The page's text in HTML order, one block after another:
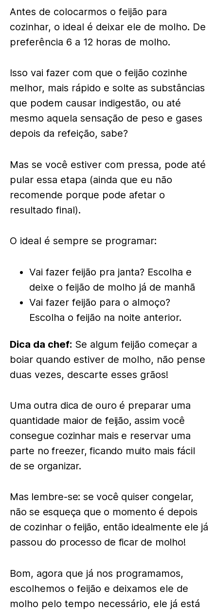
Antes de colocarmos o feijão para
cozinhar, o ideal é deixar ele de molho. De
preferência 6 a 12 horas de molho.
Isso vai fazer com que o feijão cozinhe
melhor, mais rápido e solte as substâncias
que podem causar indigestão, ou até
mesmo aquela sensação de peso e gases
depois da refeição, sabe?
Mas se você estiver com pressa, pode até
pular essa etapa (ainda que eu não
recomende porque pode afetar o
resultado final).
O ideal é sempre se programar:
Vai fazer feijão pra janta? Escolha e
deixe o feijão de molho já de manhã
Vai fazer feijão para o almoço?
Escolha o feijão na noite anterior.
Dica da chef: Se algum feijão começar a
boiar quando estiver de molho, não pense
duas vezes, descarte esses grãos!
Uma outra dica de ouro é preparar uma
quantidade maior de feijão, assim você
consegue cozinhar mais e reservar uma
parte no freezer, ficando muito mais fácil
de se organizar.
Mas lembre-se: se você quiser congelar,
não se esqueça que o momento é depois
de cozinhar o feijão, então idealmente ele já
passou do processo de ficar de molho!
Bom, agora que já nos programamos,
escolhemos o feijão e deixamos ele de
molho pelo tempo necessário, ele já está